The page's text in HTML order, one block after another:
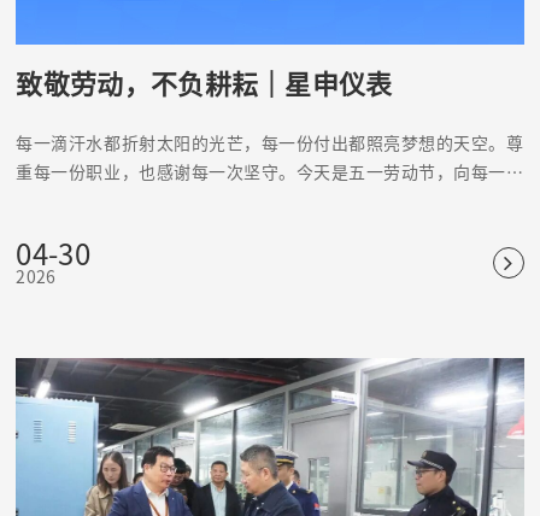
致敬劳动，不负耕耘｜星申仪表
每一滴汗水都折射太阳的光芒，每一份付出都照亮梦想的天空。尊
重每一份职业，也感谢每一次坚守。今天是五一劳动节，向每一个
04-30
2026